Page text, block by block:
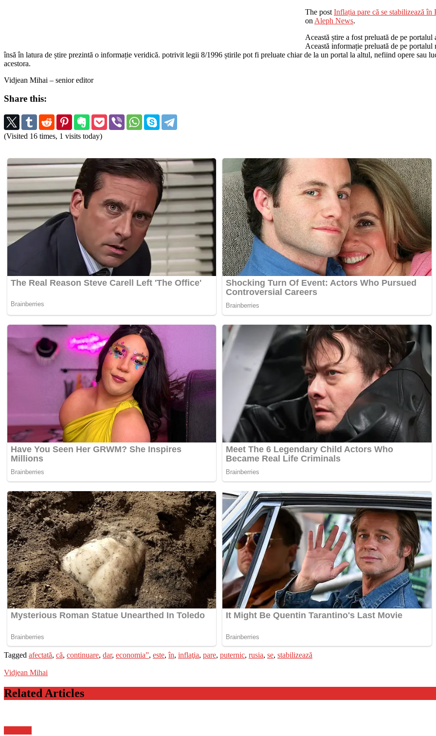
The post Inflația pare că se stabilizează în
on Aleph News.
Această știre a fost preluată de pe portalul
Această informație preluată de pe
însă în latura de știre prezintă o informație veridică. potrivit legii 8/1996 știrile pot fi preluate chiar de la un portal la altul, nefiind opere sau
acestora.
Vidjean Mihai – senior editor
Share this:
(Visited 16 times, 1 visits today)
Tagged afectată, că, continuare, dar, economia”, este,în, inflaţia, pare, puternic, rusia, se, stabilizează
Vidjean Mihai
Related Articles